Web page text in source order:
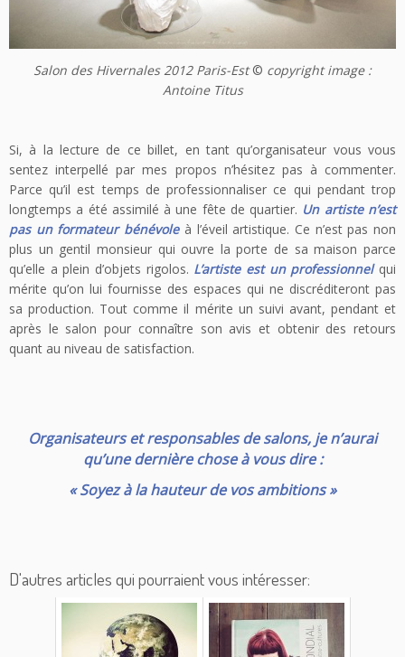
Salon des Hivernales 2012 Paris-Est© copyright image :
Antoine Titus
Si, à la lecture de ce billet, en tant qu’organisateur vous vous
sentez interpellé par mes propos n’hésitez pas à commenter.
Parce qu’il est temps de professionnaliser ce qui pendant trop
longtemps a été assimilé à une fête de quartier. Un artiste n’est
pas un formateur bénévoleà l’éveil artistique. Ce n’est pas non
plus un gentil monsieur qui ouvre la porte de sa maison parce
qu’elle a plein d’objets rigolos. L’artiste est un professionnelqui
mérite qu’on lui fournisse des espaces qui ne discréditeront pas
sa production. Tout comme il mérite un suivi avant, pendant et
après le salon pour connaître son avis et obtenir des retours
quant au niveau de satisfaction.
Organisateurs et responsables de salons, je n’aurai
qu’une dernière chose à vous dire :
« Soyez à la hauteur de vos ambitions »
D'autres articles qui pourraient vous intéresser: